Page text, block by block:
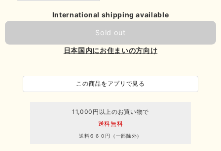
International shipping available
Sold out
日本国内にお住まいの方向け
この商品をアプリで見る
11,000円以上のお買い物で
送料無料
送料６６０円（一部除外）